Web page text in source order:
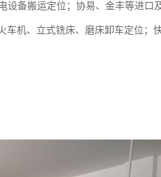
备搬运定位；协易、金丰等进口
车机、立式铣床、磨床卸车定位；